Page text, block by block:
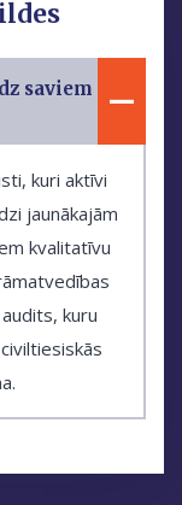
saviem
kuri aktīvi
jaunākajām
kvalitatīvu
kuru